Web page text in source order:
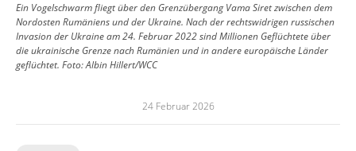
Ein Vogelschwarm fliegt über den Grenzübergang Vama Siret zwischen dem
Nordosten Rumäniens und der Ukraine. Nach der rechtswidrigen russischen
Invasion der Ukraine am 24. Februar 2022 sind Millionen Geflüchtete über
die ukrainische Grenze nach Rumänien und in andere europäische Länder
geflüchtet. Foto:Albin Hillert/WCC
24 Februar 2026